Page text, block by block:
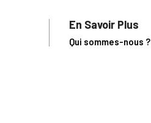
En Savoir Plus
Qui sommes-nous ?